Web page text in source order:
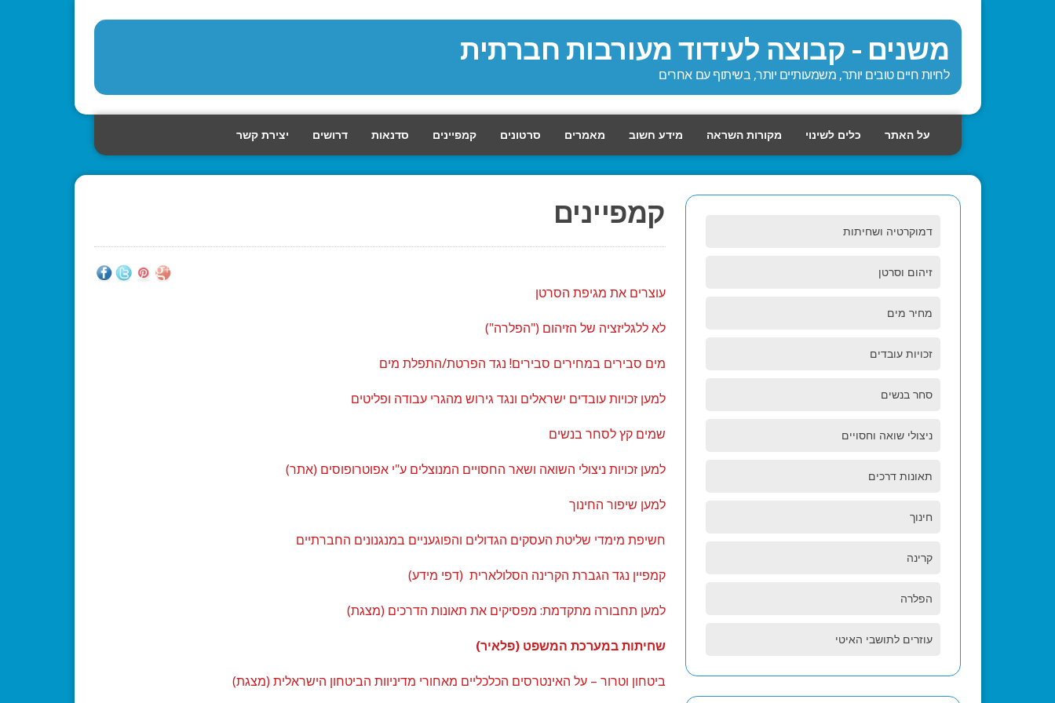
משנים - קבוצה לעידוד מעורבות חברתית
לחיות חיים טובים יותר, משמעותיים יותר, בשיתוף עם אחרים
על האתר כלים לשינוי מקורות השראה מידע חשוב מאמרים סרטונים קמפיינים סדנאות דרושים יצירת קשר
קמפיינים
עוצרים את מגיפת הסרטן
לא ללגליזציה של הזיהום ("הפלרה")
מים סבירים במחירים סבירים! נגד הפרטת/התפלת מים
למען זכויות עובדים ישראלים ונגד גירוש מהגרי עבודה ופליטים
שמים קץ לסחר בנשים
למען זכויות ניצולי השואה ושאר החסויים המנוצלים ע"י אפוטרופוסים (אתר)
למען שיפור החינוך
חשיפת מימדי שליטת העסקים הגדולים והפוגעניים במנגנונים החברתיים
קמפיין נגד הגברת הקרינה הסלולארית (דפי מידע)
למען תחבורה מתקדמת: מפסיקים את תאונות הדרכים (מצגת)
שחיתות במערכת המשפט (פלאיר)
ביטחון וטרור – על האינטרסים הכלכליים מאחורי מדיניוות הביטחון הישראלית (מצגת)
דמוקרטיה ושחיתות
זיהום וסרטן
מחיר מים
זכויות עובדים
סחר בנשים
ניצולי שואה וחסויים
תאונות דרכים
חינוך
קרינה
הפלרה
עוזרים לתושבי האיטי